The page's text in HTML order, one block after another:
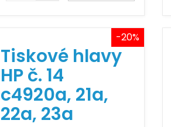
-20%
Tiskové hlavy
HP č. 14
c4920a, 21a,
22a, 23a